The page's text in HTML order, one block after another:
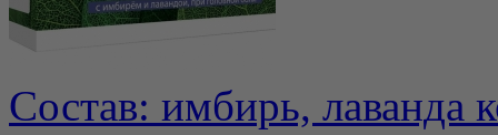
Состав: имбирь, лаванда